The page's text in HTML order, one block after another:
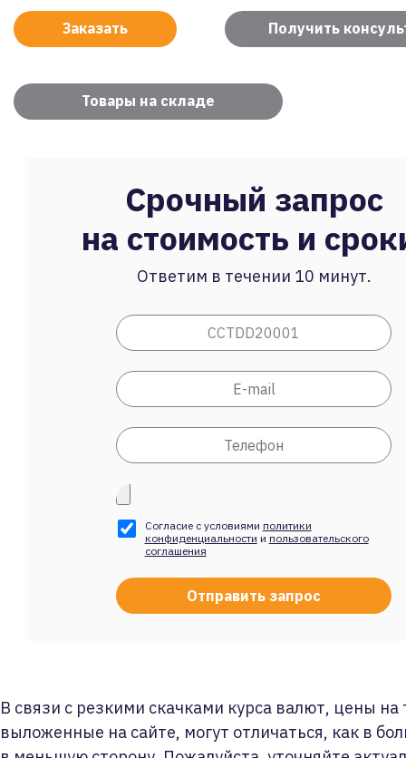
Заказать Получить
Товары на складе
Срочный запрос
на стоимость и
Ответим в течении 10 минут.
Согласие с условиями политики
конфиденциальности и пользовательского
соглашения
В связи с резкими скачками курса валют, цены на
выложенные на сайте, могут отличаться, как в